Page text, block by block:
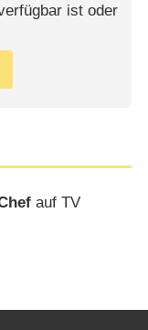
ist oder
auf TV